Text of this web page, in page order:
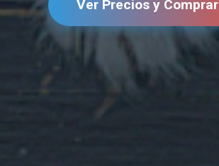
Ver Precios y Comprar